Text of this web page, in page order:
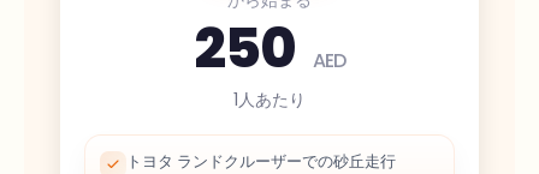
250 AED
1人あたり
トヨタ ランドクルーザーでの砂丘走行